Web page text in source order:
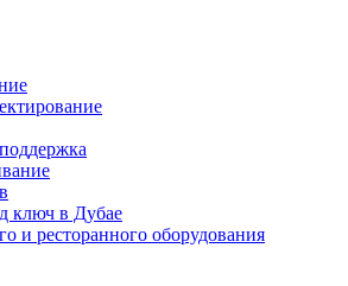
ключ в Дубае
и ресторанного оборудования